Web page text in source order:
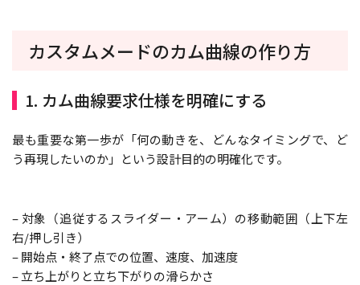
カスタムメードのカム曲線の作り方
1. カム曲線要求仕様を明確にする
最も重要な第一歩が「何の動きを、どんなタイミングで、ど
う再現したいのか」という設計目的の明確化です。
– 対象（追従するスライダー・アーム）の移動範囲（上下左
右/押し引き）
– 開始点・終了点での位置、速度、加速度
– 立ち上がりと立ち下がりの滑らかさ